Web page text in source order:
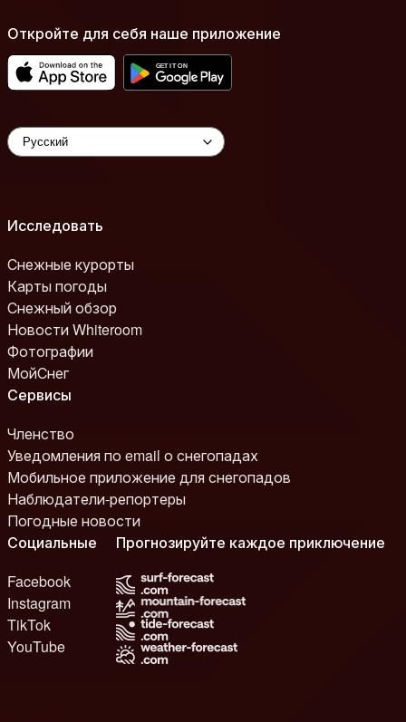
Откройте для себя наше приложение
Исследовать
Снежные курорты
Карты погоды
Снежный обзор
Новости Whiteroom
Фотографии
МойСнег
Сервисы
Членство
Уведомления по email о снегопадах
Мобильное приложение для снегопадов
Наблюдатели-репортеры
Погодные новости
Социальные
Facebook
Instagram
TikTok
YouTube
Прогнозируйте каждое приключение